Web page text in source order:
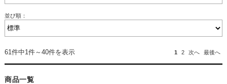
並び順：
61件中1件～40件を表示 1 2 次へ 最後へ
商品一覧